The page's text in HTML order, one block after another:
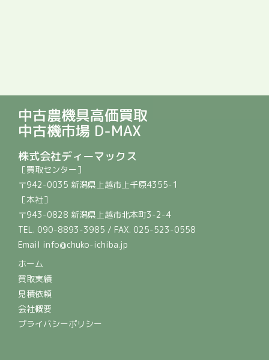
中古農機具高価買取
中古機市場 D-MAX
株式会社ディーマックス
［買取センター］
〒942-0035 新潟県上越市上千原4355-1
［本社］
〒943-0828 新潟県上越市北本町3-2-4
TEL. 090-8893-3985 / FAX. 025-523-0558
Email info@chuko-ichiba.jp
ホーム
買取実績
見積依頼
会社概要
プライバシーポリシー